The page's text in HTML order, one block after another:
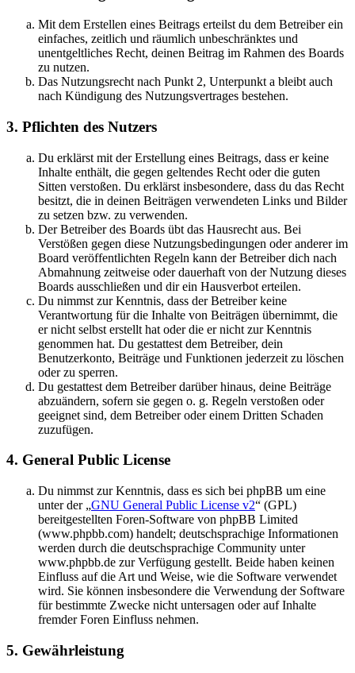
Mit dem Erstellen eines Beitrags erteilst du dem Betreiber ein
einfaches, zeitlich und räumlich unbeschränktes und
unentgeltliches Recht, deinen Beitrag im Rahmen des Boards
zu nutzen.
Das Nutzungsrecht nach Punkt 2, Unterpunkt a bleibt auch
nach Kündigung des Nutzungsvertrages bestehen.
3. Pflichten des Nutzers
Du erklärst mit der Erstellung eines Beitrags, dass er keine
Inhalte enthält, die gegen geltendes Recht oder die guten
Sitten verstoßen. Du erklärst insbesondere, dass du das Recht
besitzt, die in deinen Beiträgen verwendeten Links und Bilder
zu setzen bzw. zu verwenden.
Der Betreiber des Boards übt das Hausrecht aus. Bei
Verstößen gegen diese Nutzungsbedingungen oder anderer im
Board veröffentlichten Regeln kann der Betreiber dich nach
Abmahnung zeitweise oder dauerhaft von der Nutzung dieses
Boards ausschließen und dir ein Hausverbot erteilen.
Du nimmst zur Kenntnis, dass der Betreiber keine
Verantwortung für die Inhalte von Beiträgen übernimmt, die
er nicht selbst erstellt hat oder die er nicht zur Kenntnis
genommen hat. Du gestattest dem Betreiber, dein
Benutzerkonto, Beiträge und Funktionen jederzeit zu löschen
oder zu sperren.
Du gestattest dem Betreiber darüber hinaus, deine Beiträge
abzuändern, sofern sie gegen o. g. Regeln verstoßen oder
geeignet sind, dem Betreiber oder einem Dritten Schaden
zuzufügen.
4. General Public License
Du nimmst zur Kenntnis, dass es sich bei phpBB um eine
unter der „GNU General Public License v2“ (GPL)
bereitgestellten Foren-Software von phpBB Limited
(www.phpbb.com) handelt; deutschsprachige Informationen
werden durch die deutschsprachige Community unter
www.phpbb.de zur Verfügung gestellt. Beide haben keinen
Einfluss auf die Art und Weise, wie die Software verwendet
wird. Sie können insbesondere die Verwendung der Software
für bestimmte Zwecke nicht untersagen oder auf Inhalte
fremder Foren Einfluss nehmen.
5. Gewährleistung